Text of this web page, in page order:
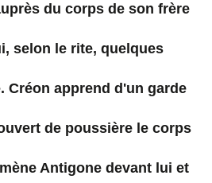
du corps de son frère
selon le rite, quelques
Créon apprend d'un garde
de poussière le corps
Antigone devant lui et